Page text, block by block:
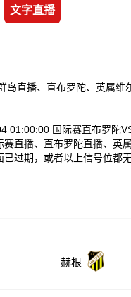
文字直播
岛直播、直布罗陀、英属维
01:00:00 国际赛直布罗陀
直播、直布罗陀直播、英
过期，或者以上信号位都
赫根